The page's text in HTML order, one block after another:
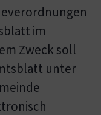
im
Zweck soll
unter